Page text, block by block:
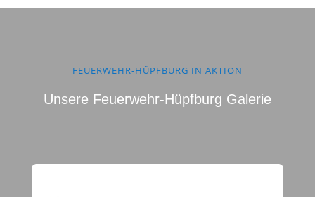
FEUERWEHR-HÜPFBURG IN AKTION
Unsere Feuerwehr-Hüpfburg Galerie